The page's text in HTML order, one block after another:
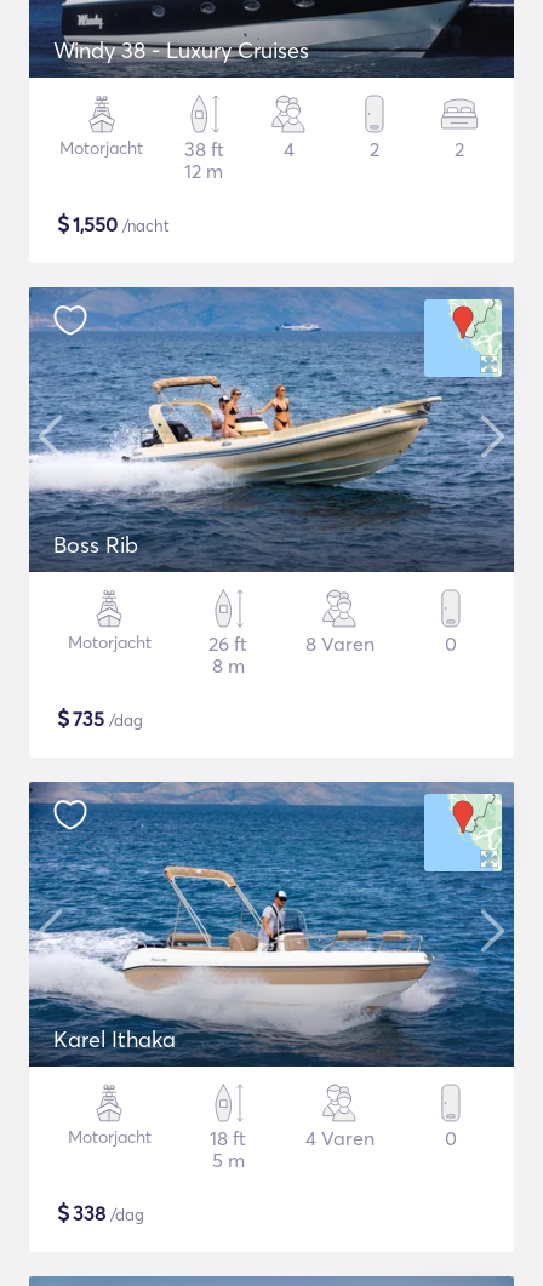
Windy 38 - Luxury Cruises
Motorjacht
38 ft
12 m
4 2 2
$1,550 /nacht
Boss Rib
Motorjacht
26 ft
8 m
8 Varen 0
$735 /dag
Karel Ithaka
Motorjacht
18 ft
5 m
4 Varen 0
$338 /dag